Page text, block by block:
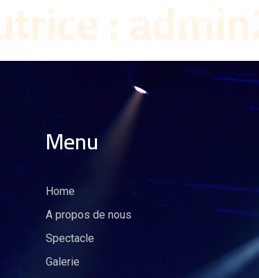
Home A propos de nous
:
Menu
Home
A propos de nous
Spectacle
Galerie